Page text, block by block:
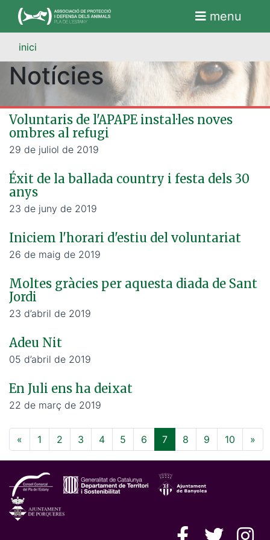
menu
inici
Notícies
Voluntaris de l'APAPE instal·les noves
ombres al refugi
29 de juliol de 2019
Éxit de la ballada country i festa dels 30
anys
23 de juny de 2019
Iniciem l'horari d'estiu del voluntariat
26 de maig de 2019
Moltes gràcies per aquesta diada de Sant
Jordi
23 d’abril de 2019
Adeu Nit
05 d’abril de 2019
En Juli ens ha deixat
22 de març de 2019
« 1 2 3 4 5 6 7 8 9 10 »